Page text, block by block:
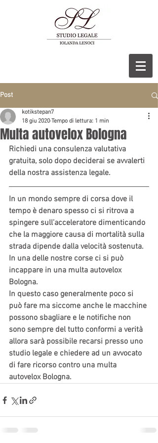
Post
Multa autovelox Bologna
kotikstepan7
18 giu 2020 Tempo di lettura: 1 min
Richiedi una consulenza valutativa
gratuita, solo dopo deciderai se avvalerti
della nostra assistenza legale.
In un mondo sempre di corsa dove il
tempo è denaro spesso ci si ritrova a
spingere sull’acceleratore dimenticando
che la maggiore causa di mortalità sulla
strada dipende dalla velocità sostenuta.
In una delle nostre corse ci si può
incappare in una multa autovelox
Bologna.
In questo caso generalmente poco si
può fare ma siccome anche le macchine
possono sbagliare e le notifiche non
sono sempre del tutto conformi a verità
allora sarà possibile recarsi presso uno
studio legale e chiedere ad un avvocato
di fare ricorso contro una multa
autovelox Bologna.